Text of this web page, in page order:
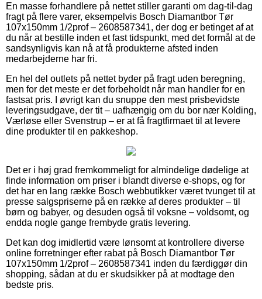
En masse forhandlere på nettet stiller garanti om dag-til-dag
fragt på flere varer, eksempelvis Bosch Diamantbor Tør
107x150mm 1/2prof – 2608587341, der dog er betinget af at
du når at bestille inden et fast tidspunkt, med det formål at de
sandsynligvis kan nå at få produkterne afsted inden
medarbejderne har fri.
En hel del outlets på nettet byder på fragt uden beregning,
men for det meste er det forbeholdt når man handler for en
fastsat pris. I øvrigt kan du snuppe den mest prisbevidste
leveringsudgave, der tit – uafhængig om du bor nær Kolding,
Værløse eller Svenstrup – er at få fragtfirmaet til at levere
dine produkter til en pakkeshop.
Det er i høj grad fremkommeligt for almindelige dødelige at
finde information om priser i blandt diverse e-shops, og for
det har en lang række Bosch webbutikker været tvunget til at
presse salgspriserne på en række af deres produkter – til
børn og babyer, og desuden også til voksne – voldsomt, og
endda nogle gange frembyde gratis levering.
Det kan dog imidlertid være lønsomt at kontrollere diverse
online forretninger efter rabat på Bosch Diamantbor Tør
107x150mm 1/2prof – 2608587341 inden du færdiggør din
shopping, sådan at du er skudsikker på at modtage den
bedste pris.